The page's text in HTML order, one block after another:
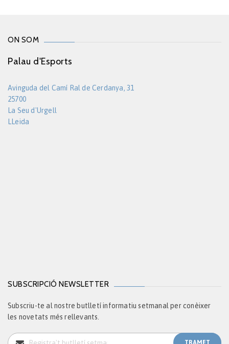
ON SOM
Palau d'Esports
Avinguda del Camí Ral de Cerdanya, 31
25700
La Seu d'Urgell
LLeida
SUBSCRIPCIÓ NEWSLETTER
Subscriu-te al nostre butlletí informatiu setmanal per conèixer
les novetats més rellevants.